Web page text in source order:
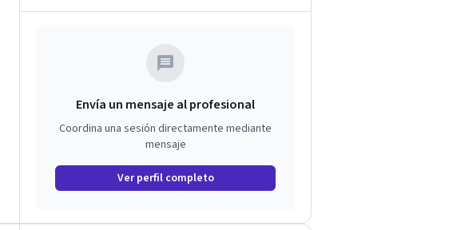
Envía un mensaje al profesional
Coordina una sesión directamente mediante
mensaje
Ver perfil completo